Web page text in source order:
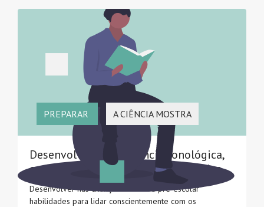
PREPARAR A CIÊNCIA MOSTRA
Desenvolver a consciência fonológica,
em particular a consciência fonémica
Desenvolver nas crianças em idade pré-escolar
habilidades para lidar conscientemente com os